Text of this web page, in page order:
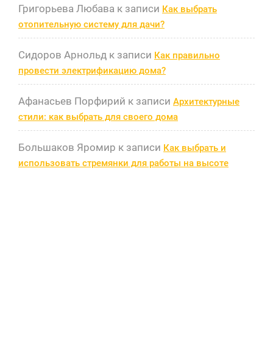
Григорьева Любава к записи Как выбрать
отопительную систему для дачи?
Сидоров Арнольд к записи Как правильно
провести электрификацию дома?
Афанасьев Порфирий к записи Архитектурные
стили: как выбрать для своего дома
Большаков Яромир к записи Как выбрать и
использовать стремянки для работы на высоте